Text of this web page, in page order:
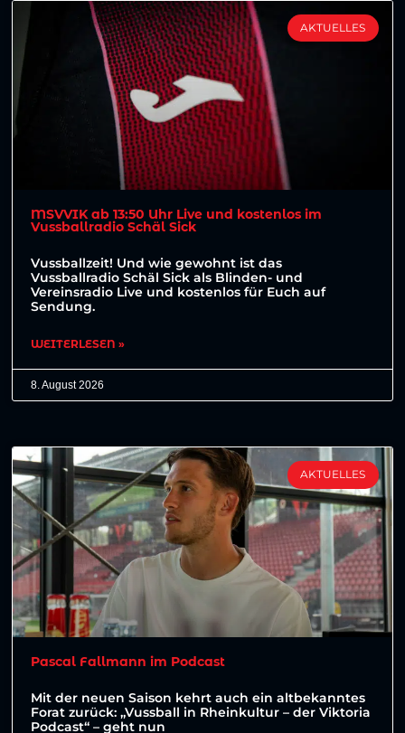
AKTUELLES
MSVVIK ab 13:50 Uhr Live und kostenlos im
Vussballradio Schäl Sick
Vussballzeit! Und wie gewohnt ist das
Vussballradio Schäl Sick als Blinden- und
Vereinsradio Live und kostenlos für Euch auf
Sendung.
WEITERLESEN »
8. August 2026
AKTUELLES
Pascal Fallmann im Podcast
Mit der neuen Saison kehrt auch ein altbekanntes
Forat zurück: „Vussball in Rheinkultur – der Viktoria
Podcast“ – geht nun